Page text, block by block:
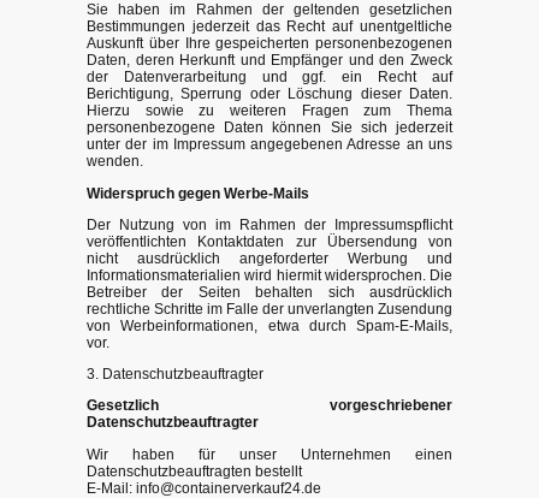
Sie haben im Rahmen der geltenden gesetzlichen
Bestimmungen jederzeit das Recht auf unentgeltliche
Auskunft über Ihre gespeicherten personenbezogenen
Daten, deren Herkunft und Empfänger und den Zweck
der Datenverarbeitung und ggf. ein Recht auf
Berichtigung, Sperrung oder Löschung dieser Daten.
Hierzu sowie zu weiteren Fragen zum Thema
personenbezogene Daten können Sie sich jederzeit
unter der im Impressum angegebenen Adresse an uns
wenden.
Widerspruch gegen Werbe-Mails
Der Nutzung von im Rahmen der Impressumspflicht
veröffentlichten Kontaktdaten zur Übersendung von
nicht ausdrücklich angeforderter Werbung und
Informationsmaterialien wird hiermit widersprochen. Die
Betreiber der Seiten behalten sich ausdrücklich
rechtliche Schritte im Falle der unverlangten Zusendung
von Werbeinformationen, etwa durch Spam-E-Mails,
vor.
3. Datenschutzbeauftragter
Gesetzlich vorgeschriebener
Datenschutzbeauftragter
Wir haben für unser Unternehmen einen
Datenschutzbeauftragten bestellt
E-Mail: info@containerverkauf24.de